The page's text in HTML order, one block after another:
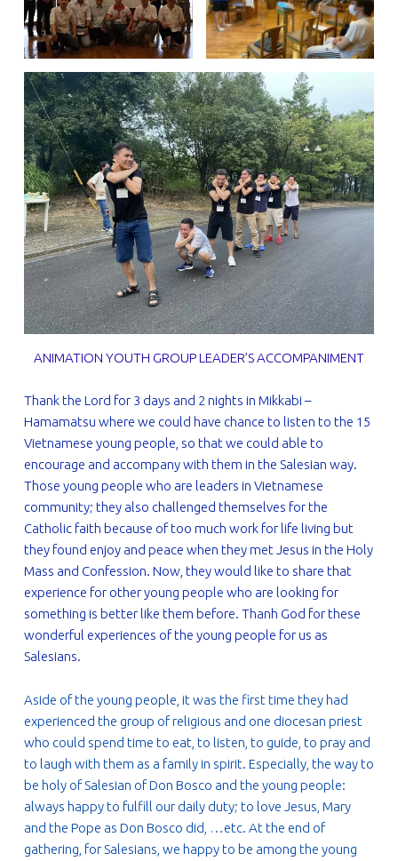
ANIMATION YOUTH GROUP LEADER’S ACCOMPANIMENT
Thank the Lord for 3 days and 2 nights in Mikkabi –
Hamamatsu where we could have chance to listen to the 15
Vietnamese young people, so that we could able to
encourage and accompany with them in the Salesian way.
Those young people who are leaders in Vietnamese
community; they also challenged themselves for the
Catholic faith because of too much work for life living but
they found enjoy and peace when they met Jesus in the Holy
Mass and Confession. Now, they would like to share that
experience for other young people who are looking for
something is better like them before. Thanh God for these
wonderful experiences of the young people for us as
Salesians.
Aside of the young people, it was the first time they had
experienced the group of religious and one diocesan priest
who could spend time to eat, to listen, to guide, to pray and
to laugh with them as a family in spirit. Especially, the way to
be holy of Salesian of Don Bosco and the young people:
always happy to fulfill our daily duty; to love Jesus, Mary
and the Pope as Don Bosco did, …etc. At the end of
gathering, for Salesians, we happy to be among the young